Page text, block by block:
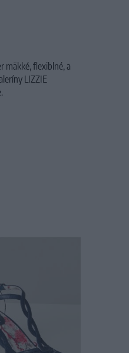
mäkké, flexiblné, a
LIZZIE